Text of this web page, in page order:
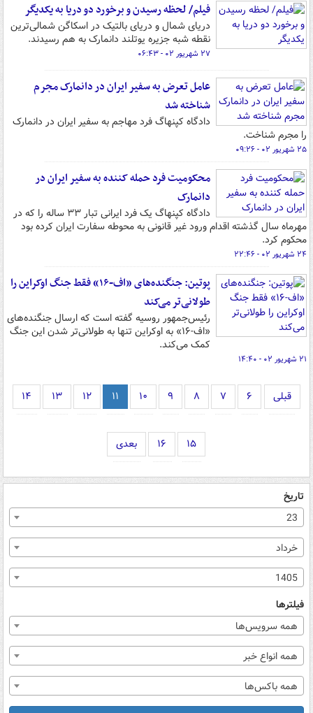
فیلم/ لحظه رسیدن و برخورد دو دریا به یکدیگر
دریای شمال و دریای بالتیک در اسکاگن شمالی‌ترین
نقطه شبه جزیره یوتلند دانمارک به هم رسیدند.
۲۷ شهریور ۰۲ - ۰۶:۴۳
عامل تعرض به سفیر ایران در دانمارک مجرم
شناخته شد
دادگاه کپنهاگ فرد مهاجم به سفیر ایران در دانمارک
را مجرم شناخت.
۲۵ شهریور ۰۲ - ۰۹:۲۶
محکومیت فرد حمله کننده به سفیر ایران در
دانمارک
دادگاه کپنهاگ یک فرد ایرانی تبار ۳۳ ساله را که در
مهرماه سال گذشته اقدام ورود غیر قانونی به محوطه سفارت ایران کرده بود
محکوم کرد.
۲۴ شهریور ۰۲ - ۲۲:۴۶
پوتین: جنگنده‌های «اف-۱۶» فقط جنگ اوکراین را
طولانی‌تر می‌کند
رئیس‌جمهور روسیه گفته است که ارسال جنگنده‌های
«اف-۱۶» به اوکراین تنها به طولانی‌تر شدن این جنگ
کمک می‌کند.
۲۱ شهریور ۰۲ - ۱۴:۴۰
قبلی ۶ ۷ ۸ ۹ ۱۰ ۱۱ ۱۲ ۱۳ ۱۴
۱۵ ۱۶ بعدی
تاریخ
23
خرداد
1405
فیلترها
همه سرویس‌ها
همه انواع خبر
همه باکس‌ها